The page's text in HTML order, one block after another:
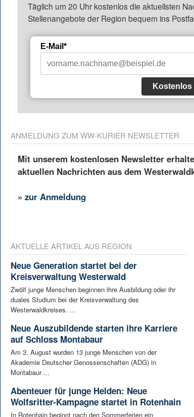
Täglich um 20 Uhr kostenlos die aktuellsten
Stellenangebote der Region bequem ins
E-Mail*
Kostenlos
ANMELDUNG ZUM WW-KURIER NEWSLETTER
Mit unserem kostenlosen Newsletter
aktuellen Nachrichten aus dem
»zur Anmeldung
AKTUELLE ARTIKEL AUS REGION
Neue Generation startet bei der
Kreisverwaltung Westerwald
Zwölf junge Menschen beginnen ihre Ausbildung oder ihr
duales Studium bei der Kreisverwaltung des
Westerwaldkreises. ...
Neue Auszubildende starten ihre Karriere
auf Schloss Montabaur
Am 3. August wurden 13 junge Menschen von der
Akademie Deutscher Genossenschaften (ADG) in
Montabaur ...
Abenteuer für junge Helden: Neue
Wolfsritter-Kampagne startet in Rotenhain
In Rotenhain beginnt nach den Sommerferien ein